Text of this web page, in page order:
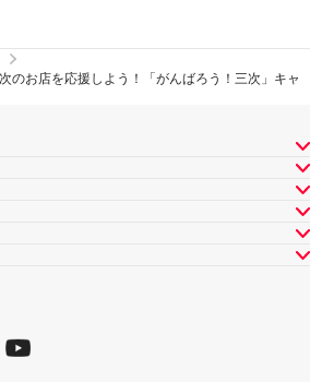
のお店を応援しよう！「がんばろう！三次」キャ